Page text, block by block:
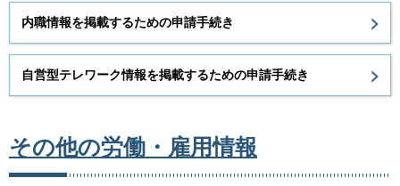
内職情報を掲載するための申請手続き
自営型テレワーク情報を掲載するための申請手続き
その他の労働・雇用情報